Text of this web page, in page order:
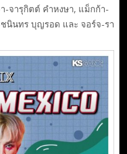
จารุกิตต์ คำหงษา, แม็กก้า-
นินทร บุญรอด และ จอร์จ-รา